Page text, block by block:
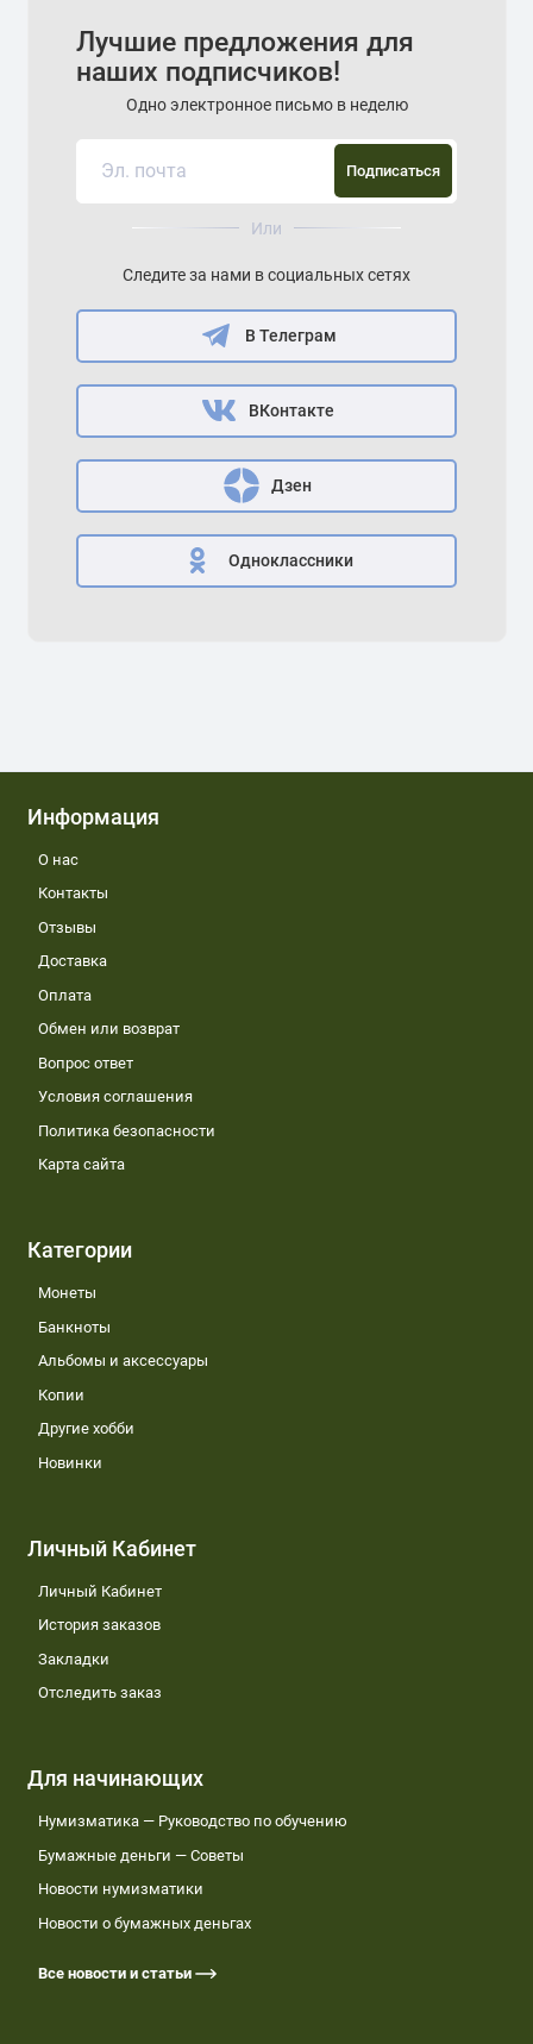
Лучшие предложения для
наших подписчиков!
Одно электронное письмо в неделю
Подписаться
Или
Следите за нами в социальных сетях
В Телеграм
ВКонтакте
Дзен
Одноклассники
Информация
О нас
Контакты
Отзывы
Доставка
Оплата
Обмен или возврат
Вопрос ответ
Условия соглашения
Политика безопасности
Карта сайта
Категории
Монеты
Банкноты
Альбомы и аксессуары
Копии
Другие хобби
Новинки
Личный Кабинет
Личный Кабинет
История заказов
Закладки
Отследить заказ
Для начинающих
Нумизматика — Руководство по обучению
Бумажные деньги — Советы
Новости нумизматики
Новости о бумажных деньгах
Все новости и статьи